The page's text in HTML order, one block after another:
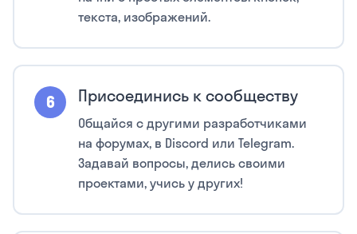
текста, изображений.
Присоединись к сообществу
Общайся с другими разработчиками
на форумах, в Discord или Telegram.
Задавай вопросы, делись своими
проектами, учись у других!